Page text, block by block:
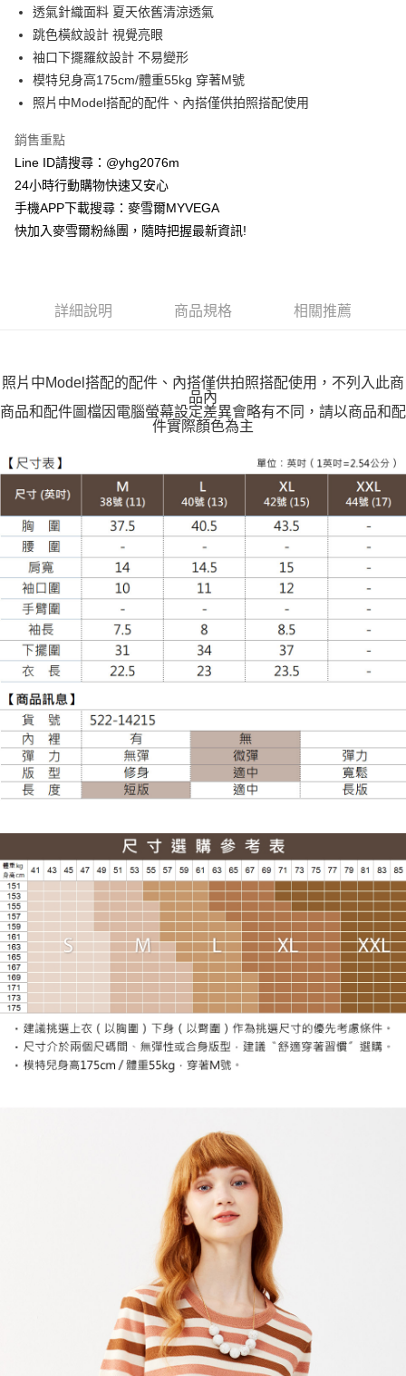
國泰世華商業銀行
臺灣中小企業銀行
匯豐（台灣）商業銀行
聯邦商業銀行
元大商業銀行
永豐商業銀行
玉山商業銀行
星展（台灣）商業銀行
台灣樂天信用卡公司
Apple Pay
街口支付
貨到付款
運送方式
全家取貨付款
每筆NT$100，滿NT$599(含以上)免運費
每筆NT$100，滿NT$988(含以上)免運費
付款後萊爾富取貨
每筆NT$100，滿NT$988(含以上)免運費
7-11取貨付款
每筆NT$100，滿NT$988(含以上)免運費
付款後7-11取貨
每筆NT$100，滿NT$988(含以上)免運費
大嘴鳥宅配通
每筆NT$100，滿NT$988(含以上)免運費
貨到付款
每筆NT$120
透氣針織面料 夏天依舊清涼透氣
跳色橫紋設計 視覺亮眼
袖口下擺羅紋設計 不易變形
模特兒身高175cm/體重55kg 穿著M號
照片中Model搭配的配件、內搭僅供拍照搭配使用
銷售重點
Line ID請搜尋：@yhg2076m
24小時行動購物快速又安心
手機APP下載搜尋：麥雪爾MYVEGA
快加入麥雪爾粉絲團，隨時把握最新資訊!
詳細說明 商品規格 相關推薦
照片中Model搭配的配件、內搭僅供拍照搭配使用，不列入此商
品內
商品和配件圖檔因電腦螢幕設定差異會略有不同，請以商品和配
件實際顏色為主